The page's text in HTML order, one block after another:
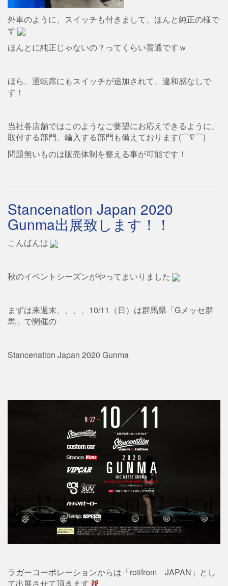
外車のように、スイッチも付きまして、ほんと純正の様で
す
ほんとに純正じゃないの？ってくらい普通ですｗ
ほら、運転席にもスイッチが追加されて、違和感なしで
す！
当社各店舗ではこのようなご要望にお応えできるように、
取付する部門、輸入する部門も備えております(⌒∇⌒)
問題無いものは販売体制を整える事が可能です！
Stancenation Japan 2020
Gunma出展致します！！
こんばんは
秋のイベントシーズンがやってまいりました
まずは来週末、、、、10/11（日）は群馬県「Gメッセ群
馬」で開催の
Stancenation Japan 2020 Gunma
ラガーコーポレーションからは「rotifrom JAPAN」とし
て出展させて頂きます